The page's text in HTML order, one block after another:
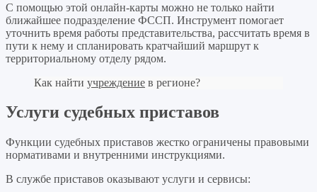
С помощью этой онлайн-карты можно не только найти
ближайшее подразделение ФССП. Инструмент помогает
уточнить время работы представительства, рассчитать время в
пути к нему и спланировать кратчайший маршрут к
территориальному отделу рядом.
Как найти учреждение в регионе?
Услуги судебных приставов
Функции судебных приставов жестко ограничены правовыми
нормативами и внутренними инструкциями.
В службе приставов оказывают услуги и сервисы: